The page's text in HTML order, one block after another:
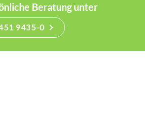
Beratung unter
9435-0